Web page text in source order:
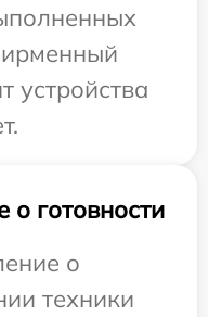
устройства
готовности
о
техники